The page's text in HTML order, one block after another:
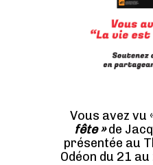
Vous avez vu
fête »de
présentée au
Odéon du 21